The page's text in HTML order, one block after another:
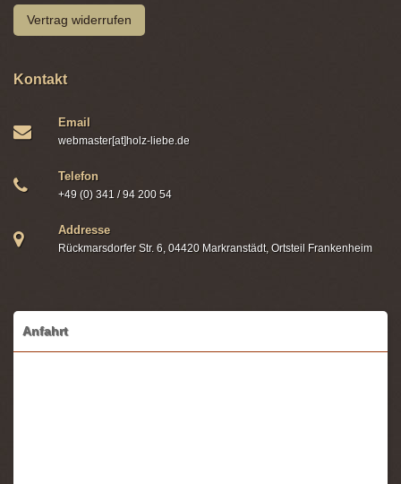
Vertrag widerrufen
Kontakt
Email
webmaster[at]holz-liebe.de
Telefon
+49 (0) 341 / 94 200 54
Addresse
Rückmarsdorfer Str. 6, 04420 Markranstädt, Ortsteil Frankenheim
Anfahrt